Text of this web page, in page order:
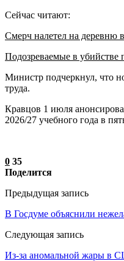
Сейчас читают:
Смерч налетел на деревню
Подозреваемые в
Министр подчеркнул, что
труда.
Кравцов 1 июля
2026/27 учебного года в
0 35
Поделится
Предыдущая запись
В Госдуме объяснили
Следующая запись
Из-за аномальной жары в